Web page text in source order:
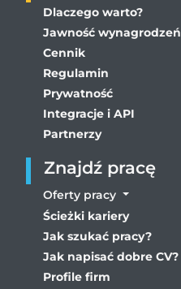
Dlaczego warto?
Jawność wynagrodzeń
Cennik
Regulamin
Prywatność
Integracje i API
Partnerzy
Znajdź pracę
Oferty pracy
Ścieżki kariery
Jak szukać pracy?
Jak napisać dobre CV?
Profile firm